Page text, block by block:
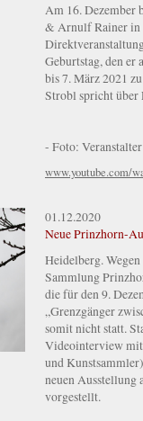
Am 16. Dezember
& Arnulf Rainer in
Geburtstag, den er
bis 7. März 2021
Strobl spricht über
- Foto:
www.youtube.com/
01.12.2020
Neue Prinzhorn-
Heidelberg.
Sammlung
die für den 9.
„Grenzgänger
somit nicht statt.
Videointerview
und
neuen Ausstellung
vorgestellt.